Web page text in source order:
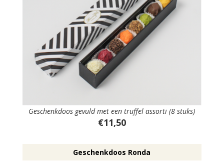
Geschenkdoos gevuld met een truffel assorti (8 stuks)
€11,50
Geschenkdoos Ronda